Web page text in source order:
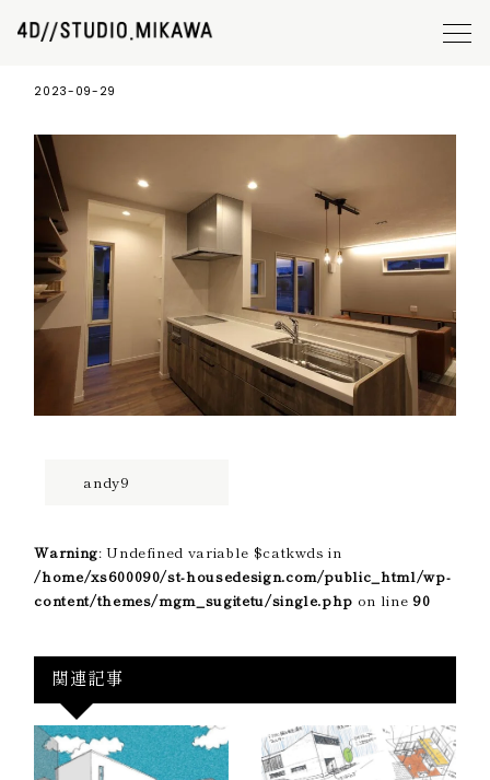
andy9
2023-09-29
andy9
Warning: Undefined variable $catkwds in
/home/xs600090/st-housedesign.com/public_html/wp-
content/themes/mgm_sugitetu/single.php on line 90
関連記事